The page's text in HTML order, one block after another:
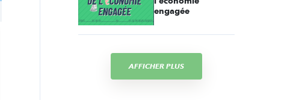
engagée
AFFICHER PLUS